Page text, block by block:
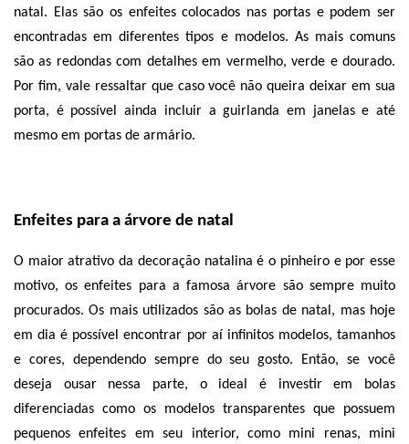
natal. Elas são os enfeites colocados nas portas e podem ser
encontradas em diferentes tipos e modelos. As mais comuns
são as redondas com detalhes em vermelho, verde e dourado.
Por fim, vale ressaltar que caso você não queira deixar em sua
porta, é possível ainda incluir a guirlanda em janelas e até
mesmo em portas de armário.
Enfeites para a árvore de natal
O maior atrativo da decoração natalina é o pinheiro e por esse
motivo, os enfeites para a famosa árvore são sempre muito
procurados. Os mais utilizados são as bolas de natal, mas hoje
em dia é possível encontrar por aí infinitos modelos, tamanhos
e cores, dependendo sempre do seu gosto. Então, se você
deseja ousar nessa parte, o ideal é investir em bolas
diferenciadas como os modelos transparentes que possuem
pequenos enfeites em seu interior, como mini renas, mini